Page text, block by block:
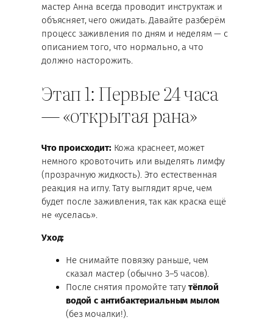
мастер Анна всегда проводит инструктаж и
объясняет, чего ожидать. Давайте разберём
процесс заживления по дням и неделям — с
описанием того, что нормально, а что
должно насторожить.
Этап 1: Первые 24 часа
— «открытая рана»
Что происходит:Кожа краснеет, может
немного кровоточить или выделять лимфу
(прозрачную жидкость). Это естественная
реакция на иглу. Тату выглядит ярче, чем
будет после заживления, так как краска ещё
не «уселась».
Уход:
Не снимайте повязку раньше, чем
сказал мастер (обычно 3–5 часов).
После снятия промойте тату тёплой
водой с антибактериальным мылом
(без мочалки!).